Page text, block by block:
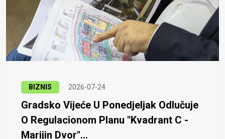
BIZNIS 2026-07-24
Gradsko Vijeće U Ponedjeljak Odlučuje
O Regulacionom Planu "Kvadrant C -
Marijin Dvor"...